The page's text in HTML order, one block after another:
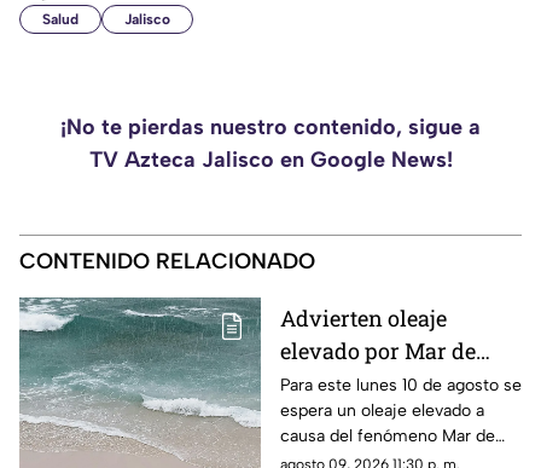
Salud Jalisco
¡No te pierdas nuestro contenido, sigue a
TV Azteca Jalisco en Google News!
CONTENIDO RELACIONADO
Advierten oleaje
elevado por Mar de
Fondo en Puerto
Vallarta
Para este lunes 10 de agosto se
espera un oleaje elevado a
causa del fenómeno Mar de
Fondo
agosto 09, 2026 11:30 p. m.